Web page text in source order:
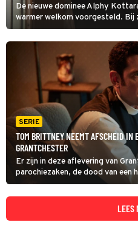
De nieuwe dominee Alphy
warmer welkom voorgesteld. Bij
voor een inbreker aangezien.
wennen aan zijn nieuwe partner in
SERIE
TOM BRITTNEY NEEMT AFSCHEID IN
GRANTCHESTER
Er zijn in deze aflevering van
parochiezaken, de dood van een
Will Davenport vindt maar niet
Keating op de hoogte te
LEES